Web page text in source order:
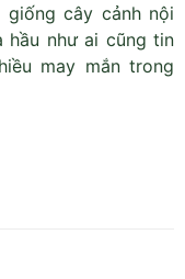
cây cảnh nội
như ai cũng tin
may mắn trong